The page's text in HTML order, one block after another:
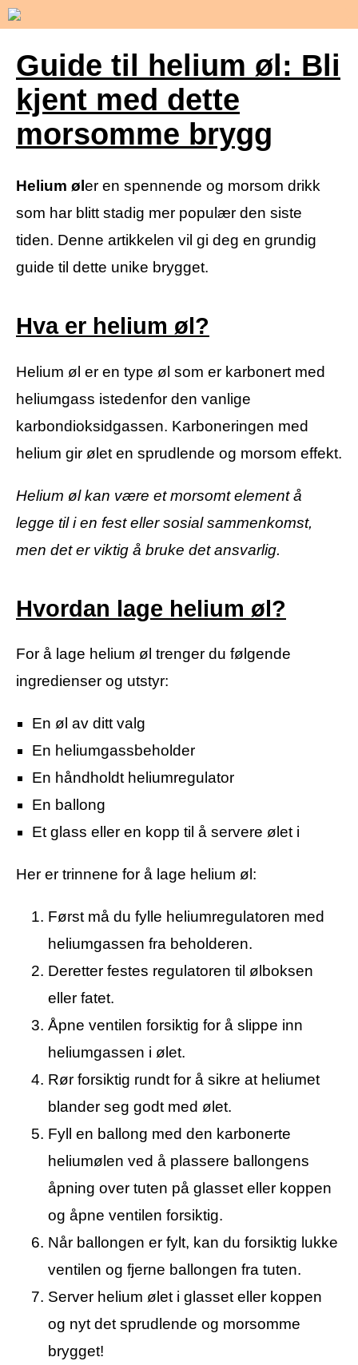
Guide til helium øl: Bli
kjent med dette
morsomme brygg
Helium øl er en spennende og morsom drikk
som har blitt stadig mer populær den siste
tiden. Denne artikkelen vil gi deg en grundig
guide til dette unike brygget.
Hva er helium øl?
Helium øl er en type øl som er karbonert med
heliumgass istedenfor den vanlige
karbondioksidgassen. Karboneringen med
helium gir ølet en sprudlende og morsom effekt.
Helium øl kan være et morsomt element å
legge til i en fest eller sosial sammenkomst,
men det er viktig å bruke det ansvarlig.
Hvordan lage helium øl?
For å lage helium øl trenger du følgende
ingredienser og utstyr:
En øl av ditt valg
En heliumgassbeholder
En håndholdt heliumregulator
En ballong
Et glass eller en kopp til å servere ølet i
Her er trinnene for å lage helium øl:
Først må du fylle heliumregulatoren med
heliumgassen fra beholderen.
Deretter festes regulatoren til ølboksen
eller fatet.
Åpne ventilen forsiktig for å slippe inn
heliumgassen i ølet.
Rør forsiktig rundt for å sikre at heliumet
blander seg godt med ølet.
Fyll en ballong med den karbonerte
heliumølen ved å plassere ballongens
åpning over tuten på glasset eller koppen
og åpne ventilen forsiktig.
Når ballongen er fylt, kan du forsiktig lukke
ventilen og fjerne ballongen fra tuten.
Server helium ølet i glasset eller koppen
og nyt det sprudlende og morsomme
brygget!